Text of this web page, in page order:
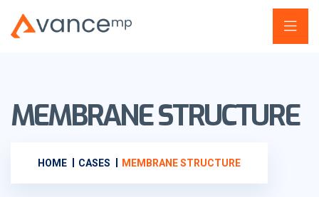
MEMBRANE STRUCTURE
HOME CASES MEMBRANE STRUCTURE